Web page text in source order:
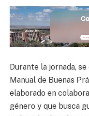
Durante la jornada,
Manual de Buenas
elaborado en
género y que busca